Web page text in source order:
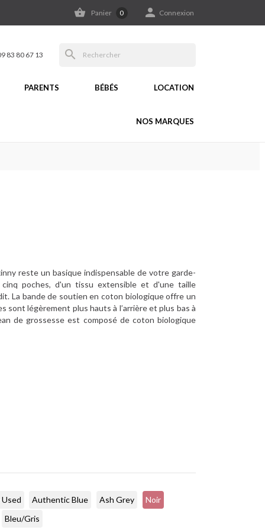
 Panier 0  Connexion
83 80 67 13 search
PARENTS BÉBÉS LOCATION
NOS MARQUES
reste un basique indispensable de votre garde-
poches, d'un tissu extensible et d'une taille
La bande de soutien en coton biologique offre un
sont légèrement plus hauts à l’arrière et plus bas à
de grossesse est composé de coton biologique
Authentic Blue Ash Grey
Noir
Bleu/Gris